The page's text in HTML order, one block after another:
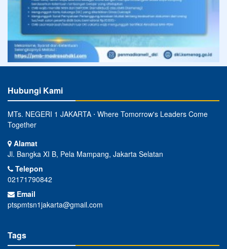
Hubungi Kami
MTs. NEGERI 1 JAKARTA ⋅ Where Tomorrow's Leaders Come
Together
Alamat
Jl. Bangka XI B, Pela Mampang, Jakarta Selatan
Telepon
02171790842
Email
ptspmtsn1jakarta@gmail.com
Tags